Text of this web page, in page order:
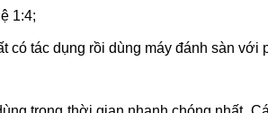
1:4;
có tác dụng rồi dùng máy đánh sàn với